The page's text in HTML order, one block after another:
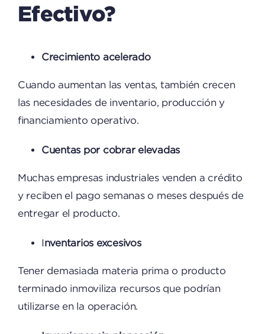
Efectivo?
Crecimiento acelerado
Cuando aumentan las ventas, también crecen
las necesidades de inventario, producción y
financiamiento operativo.
Cuentas por cobrar elevadas
Muchas empresas industriales venden a crédito
y reciben el pago semanas o meses después de
entregar el producto.
Inventarios excesivos
Tener demasiada materia prima o producto
terminado inmoviliza recursos que podrían
utilizarse en la operación.